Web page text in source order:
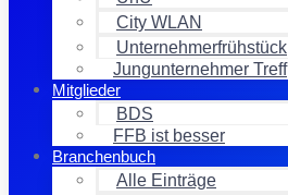
City WLAN
Unternehmerfrühstück
Jungunternehmer Treff
Mitglieder
BDS
FFB ist besser
Branchenbuch
Alle Einträge